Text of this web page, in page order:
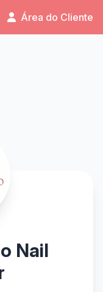
Área do Cliente
Nail